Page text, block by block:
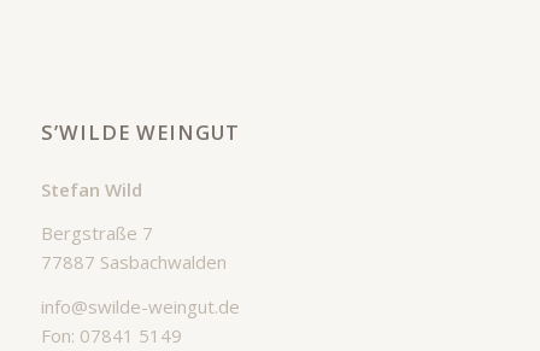
S’WILDE WEINGUT
Stefan Wild
Bergstraße 7
77887 Sasbachwalden
info@swilde-weingut.de
Fon: 07841 5149